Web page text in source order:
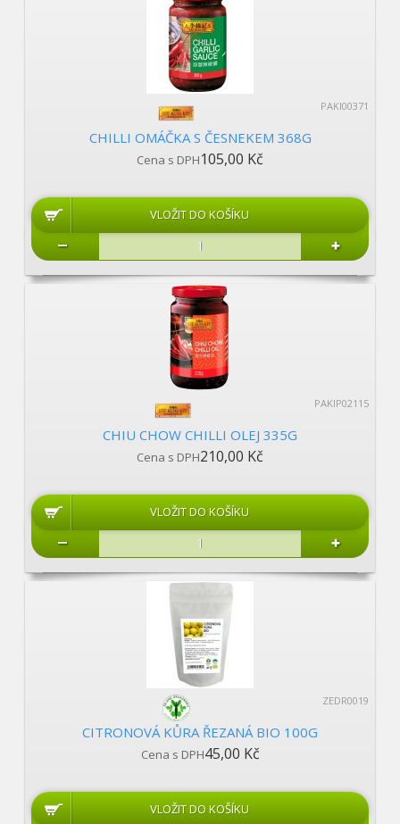
PAKI00371
CHILLI OMÁČKA S ČESNEKEM 368G
Cena s DPH105,00 Kč
PAKIP02115
CHIU CHOW CHILLI OLEJ 335G
Cena s DPH210,00 Kč
ZEDR0019
CITRONOVÁ KŮRA ŘEZANÁ BIO 100G
Cena s DPH45,00 Kč